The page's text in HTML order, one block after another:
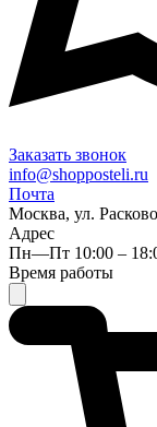
Заказать звонок
info@shopposteli.ru
Почта
Москва, ул.
Адрес
Пн—Пт 10:00 –
Время работы